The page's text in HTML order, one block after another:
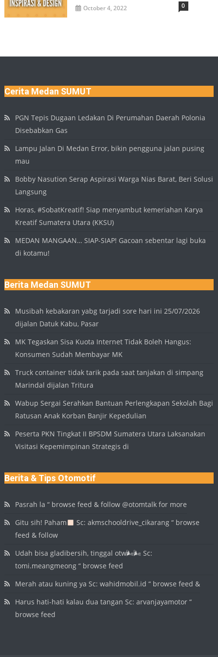
October 4, 2022 0
Cerita Medan SUMUT
PGN Tepis Dugaan Ledakan Di Perumahan Daerah Polonia
Disebabkan Gas
Lampu Jalan Di Medan Error, bikin pengguna jalan pusing
mau
Bobby Nasution Serap Aspirasi Warga Nias Barat, Beri Solusi
Langsung
Horas, #SobatKreatif! Siap menyambut kemeriahan Karya
Kreatif Sumatera Utara (KKSU)
MEDAN MANGAAN… SIAP-SIAP! Gacoan sebentar lagi buka
di kotamu!
Berita Medan SUMUT
Musibah kebakaran yabg tarjadi sore hari ini 25/07/2026
dijalan Datuk Kabu, Pasar
MK Tegaskan Sisa Kuota Internet Tidak Boleh Hangus:
Konsumen Sudah Membayar MK
Truck container tidak tarik pada saat tanjakan di simpang
Marindal dijalan Tritura
Wabup Sergai Serahkan Bantuan Perlengkapan Sekolah Bagi
Ratusan Anak Korban Banjir Kepedulian
Peserta PKN Tingkat II BPSDM Sumatera Utara Laksanakan
Visitasi Kepemimpinan Strategis di
Berita & Tips Otomotif
Pasrah la “ browse feed & follow @otomtalk for more
Gitu sih! Paham
Sc: akmschooldrive_cikarang “ browse
feed & follow
Udah bisa gladibersih, tinggal otw🌬🌬 Sc:
tomi.meangmeong “ browse feed
Merah atau kuning ya Sc: wahidmobil.id “ browse feed &
Harus hati-hati kalau dua tangan Sc: arvanjayamotor “
browse feed